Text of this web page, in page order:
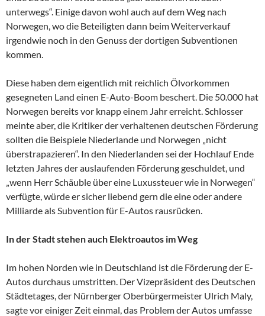
unterwegs“. Einige davon wohl auch auf dem Weg nach
Norwegen, wo die Beteiligten dann beim Weiterverkauf
irgendwie noch in den Genuss der dortigen Subventionen
kommen.
Diese haben dem eigentlich mit reichlich Ölvorkommen
gesegneten Land einen E-Auto-Boom beschert. Die 50.000 hat
Norwegen bereits vor knapp einem Jahr erreicht. Schlosser
meinte aber, die Kritiker der verhaltenen deutschen Förderung
sollten die Beispiele Niederlande und Norwegen „nicht
überstrapazieren“. In den Niederlanden sei der Hochlauf Ende
letzten Jahres der auslaufenden Förderung geschuldet, und
„wenn Herr Schäuble über eine Luxussteuer wie in Norwegen“
verfügte, würde er sicher liebend gern die eine oder andere
Milliarde als Subvention für E-Autos rausrücken.
In der Stadt stehen auch Elektroautos im Weg
Im hohen Norden wie in Deutschland ist die Förderung der E-
Autos durchaus umstritten. Der Vizepräsident des Deutschen
Städtetages, der Nürnberger Oberbürgermeister Ulrich Maly,
sagte vor einiger Zeit einmal, das Problem der Autos umfasse